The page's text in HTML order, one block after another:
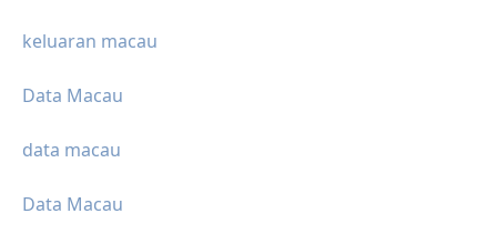
keluaran macau
Data Macau
data macau
Data Macau